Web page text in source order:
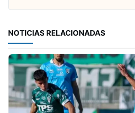
NOTICIAS RELACIONADAS